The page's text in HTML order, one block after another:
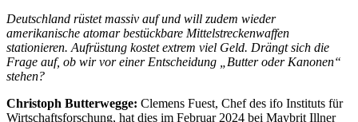
Deutschland rüstet massiv auf und will zudem wieder
amerikanische atomar bestückbare Mittelstreckenwaffen
stationieren. Aufrüstung kostet extrem viel Geld. Drängt sich die
Frage auf, ob wir vor einer Entscheidung „Butter oder Kanonen“
stehen?
Christoph Butterwegge: Clemens Fuest, Chef des ifo Instituts für
Wirtschaftsforschung, hat dies im Februar 2024 bei Maybrit Illner